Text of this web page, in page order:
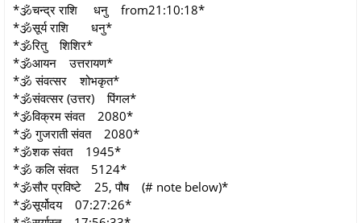
*🕉चन्द्र राशि धनु from21:10:18*
*🕉सूर्य राशि धनु*
*🕉रितु शिशिर*
*🕉आयन उत्तरायण*
*🕉 संवत्सर शोभकृत*
*🕉संवत्सर (उत्तर) पिंगल*
*🕉विक्रम संवत 2080*
*🕉 गुजराती संवत 2080*
*🕉शक संवत 1945*
*🕉 कलि संवत 5124*
*🕉सौर प्रविष्टे 25, पौष (# note below)*
*🕉सूर्योदय 07:27:26*